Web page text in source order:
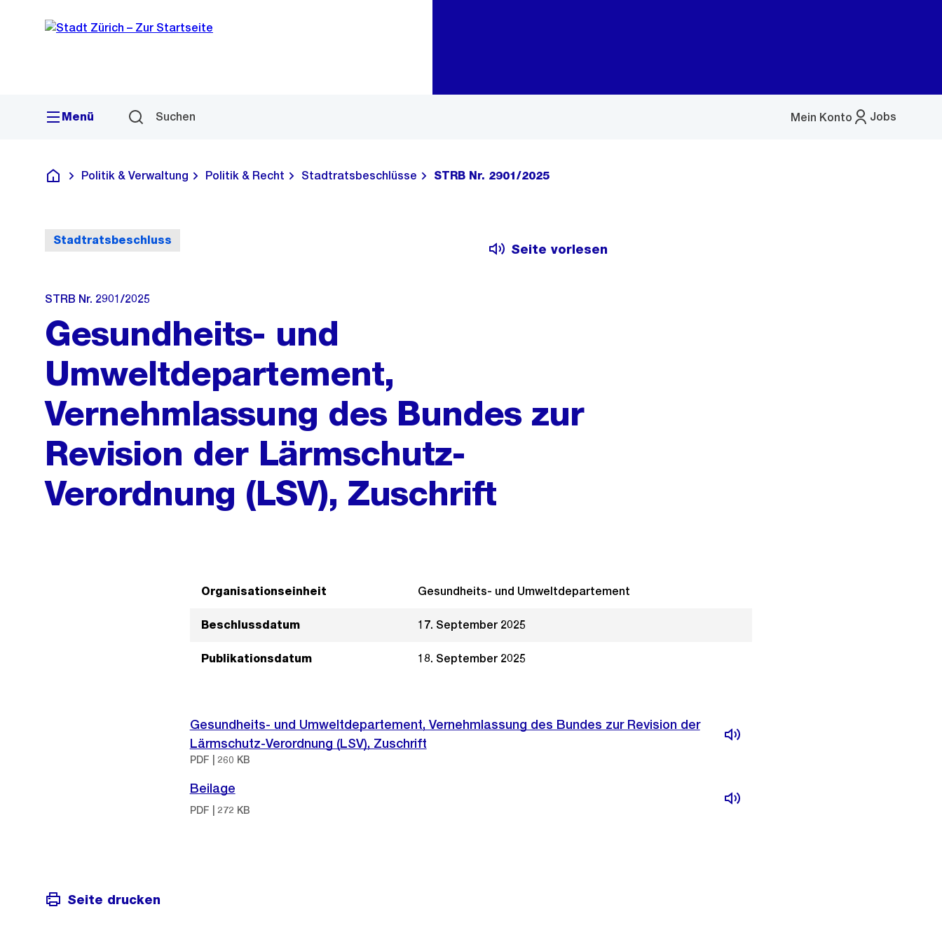
Navigation
Sprunglink
Menü Suchen Jobs
Mein Konto
Menü
Deutsch
Politik & Verwaltung Politik & Recht Stadtratsbeschlüsse STRB Nr. 2901/2025
Stadtratsbeschluss
Seite vorlesen
STRB Nr. 2901/2025
Gesundheits- und
Umweltdepartement,
Vernehmlassung des Bundes zur
Revision der Lärmschutz-
Verordnung (LSV), Zuschrift
Organisationseinheit Gesundheits- und Umweltdepartement
Beschlussdatum 17. September 2025
Publikationsdatum 18. September 2025
Gesundheits- und Umweltdepartement, Vernehmlassung des Bundes zur Revision der
Lärmschutz-Verordnung (LSV), Zuschrift
PDF | 260 KB
Beilage
PDF | 272 KB
Seite drucken